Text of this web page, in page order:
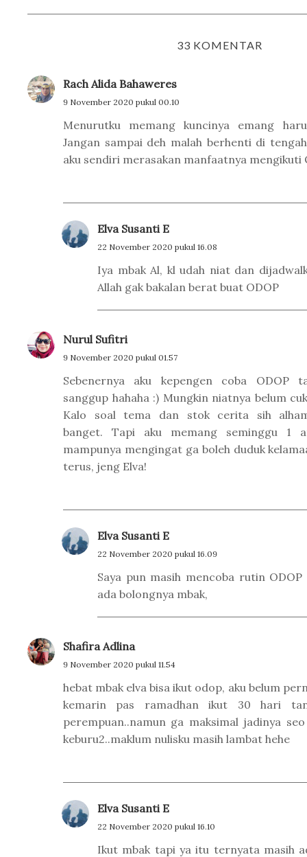
33 KOMENTAR
Rach Alida Bahaweres
9 November 2020 pukul 00.10
Menurutku memang kuncinya emang
Jangan sampai deh malah berhenti di
aku sendiri merasakan manfaatnya mengikuti
Elva Susanti E
22 November 2020 pukul 16.08
Iya mbak Al, kl udah niat dan
Allah gak bakalan berat buat ODOP
Nurul Sufitri
9 November 2020 pukul 01.57
Sebenernya aku kepengen coba ODOP
sanggup hahaha :) Mungkin niatnya belum
Kalo soal tema dan stok cerita sih
banget. Tapi aku memang seminggu 1
mampunya mengingat ga boleh duduk
terus, jeng Elva!
Elva Susanti E
22 November 2020 pukul 16.09
Saya pun masih mencoba rutin
ada bolongnya mbak,
Shafira Adlina
9 November 2020 pukul 11.54
hebat mbak elva bisa ikut odop, aku belum
kemarin pas ramadhan ikut 30 hari
perempuan..namun ga maksimal jadinya
keburu2..maklum nulisku masih lambat hehe
Elva Susanti E
22 November 2020 pukul 16.10
Ikut mbak tapi ya itu ternyata masih